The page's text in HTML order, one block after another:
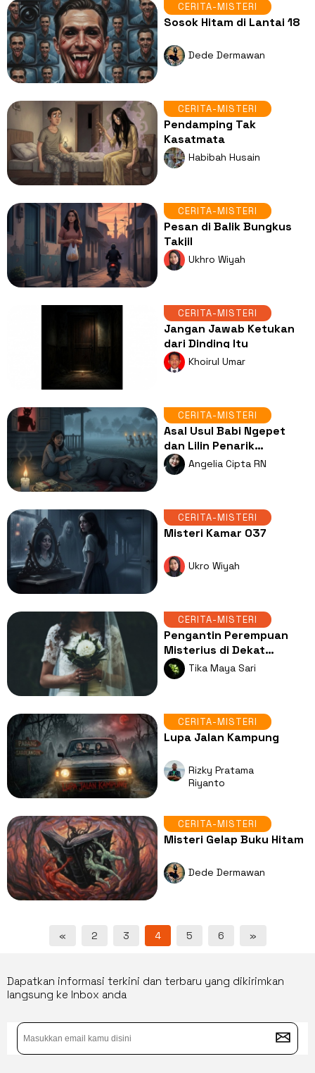
CERITA-MISTERI
Sosok Hitam di Lantai 18
Dede Dermawan
CERITA-MISTERI
Pendamping Tak
Kasatmata
Habibah Husain
CERITA-MISTERI
Pesan di Balik Bungkus
Takjil
Ukhro Wiyah
CERITA-MISTERI
Jangan Jawab Ketukan
dari Dinding Itu
Khoirul Umar
CERITA-MISTERI
Asal Usul Babi Ngepet
dan Lilin Penarik
Kekayaan
Angelia Cipta RN
CERITA-MISTERI
Misteri Kamar 037
Ukro Wiyah
CERITA-MISTERI
Pengantin Perempuan
Misterius di Dekat
Bangunan Gereja
Tika Maya Sari
CERITA-MISTERI
Lupa Jalan Kampung
Rizky Pratama
Riyanto
CERITA-MISTERI
Misteri Gelap Buku Hitam
Dede Dermawan
« 2 3 4 5 6 »
Dapatkan informasi terkini dan terbaru yang dikirimkan
langsung ke Inbox anda